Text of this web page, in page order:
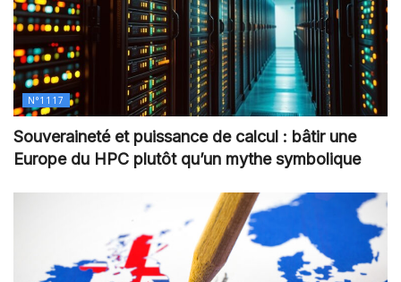
N°1117
Souveraineté et puissance de calcul : bâtir une
Europe du HPC plutôt qu’un mythe symbolique